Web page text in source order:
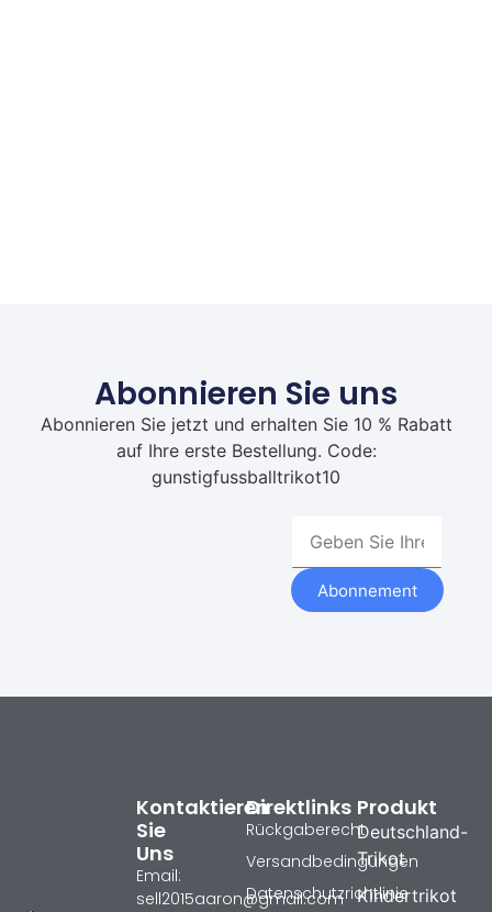
Abonnieren Sie uns
Abonnieren Sie jetzt und erhalten Sie 10 % Rabatt
auf Ihre erste Bestellung. Code:
gunstigfussballtrikot10
Abonnement
Produkt
Deutschland-
Trikot
Kindertrikot
Direktlinks
Rückgaberecht
Versandbedingungen
Datenschutzrichtlinie
Kontaktieren
Sie
Uns
Email:
sell2015aaron@gmail.com